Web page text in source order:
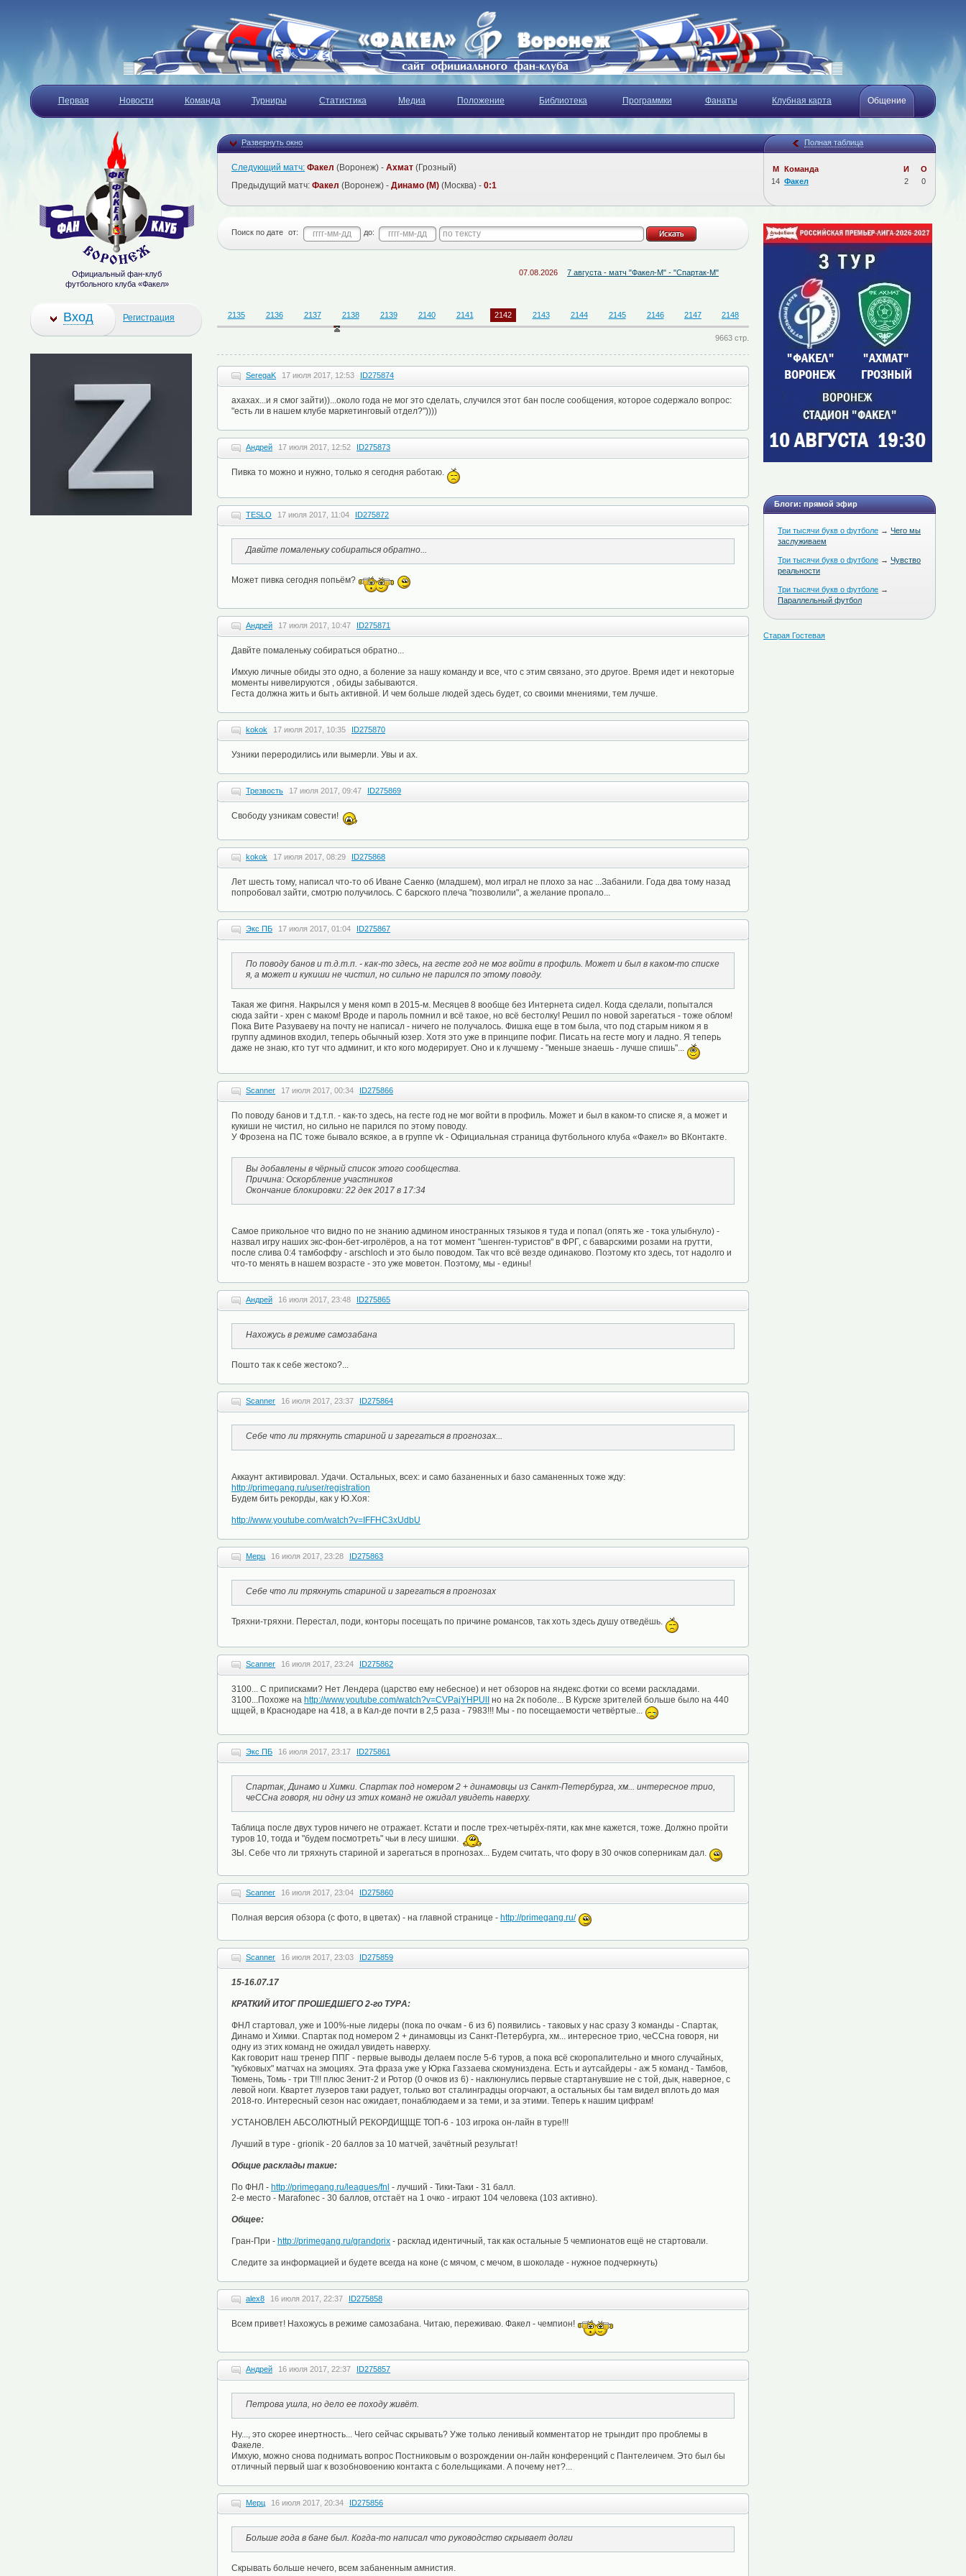
Первая Новости Команда Турниры Статистика Медиа Положение Библиотека Программки Фанаты Клубная карта Общение
Развернуть окно Полная таблица
М Команда И
О
14 Факел 2 0
Следующий матч: Факел (Воронеж) - Ахмат (Грозный)
Предыдущий матч: Факел (Воронеж) - Динамо (М) (Москва) - 0:1
Поиск по дате от: до:
07.08.2026 7 августа - матч "Факел-М" - "Спартак-М" Определён состав судейской бригады на матч
2135 2136 2137 2138 2139 2140 2141 2142 2143 2144 2145 2146 2147 2148
9663 стр.
SeregaK 17 июля 2017, 12:53 ID275874
ахахах...и я смог зайти))...около года не мог это сделать, случился этот бан после сообщения, которое содержало вопрос:
"есть ли в нашем клубе маркетинговый отдел?"))))
Андрей 17 июля 2017, 12:52 ID275873
Пивка то можно и нужно, только я сегодня работаю.
TESLO 17 июля 2017, 11:04 ID275872
Давйте помаленьку собираться обратно...
Может пивка сегодня попьём?
Андрей 17 июля 2017, 10:47 ID275871
Давйте помаленьку собираться обратно...
Имхую личные обиды это одно, а боление за нашу команду и все, что с этим связано, это другое. Время идет и некоторые
моменты нивелируются , обиды забываются.
Геста должна жить и быть активной. И чем больше людей здесь будет, со своими мнениями, тем лучше.
kokok 17 июля 2017, 10:35 ID275870
Узники переродились или вымерли. Увы и ах.
Трезвость 17 июля 2017, 09:47 ID275869
Свободу узникам совести!
kokok 17 июля 2017, 08:29 ID275868
Лет шесть тому, написал что-то об Иване Саенко (младшем), мол играл не плохо за нас ...Забанили. Года два тому назад
попробовал зайти, смотрю получилось. С барского плеча "позволили", а желание пропало...
Экс ПБ 17 июля 2017, 01:04 ID275867
По поводу банов и т.д.т.п. - как-то здесь, на гесте год не мог войти в профиль. Может и был в каком-то списке
я, а может и кукиши не чистил, но сильно не парился по этому поводу.
Такая же фигня. Накрылся у меня комп в 2015-м. Месяцев 8 вообще без Интернета сидел. Когда сделали, попытался
сюда зайти - хрен с маком! Вроде и пароль помнил и всё такое, но всё бестолку! Решил по новой зарегаться - тоже облом!
Пока Вите Разуваеву на почту не написал - ничего не получалось. Фишка еще в том была, что под старым ником я в
группу админов входил, теперь обычный юзер. Хотя это уже в принципе пофиг. Писать на гесте могу и ладно. Я теперь
даже не знаю, кто тут что админит, и кто кого модерирует. Оно и к лучшему - "меньше знаешь - лучше спишь"...
Scanner 17 июля 2017, 00:34 ID275866
По поводу банов и т.д.т.п. - как-то здесь, на гесте год не мог войти в профиль. Может и был в каком-то списке я, а может и
кукиши не чистил, но сильно не парился по этому поводу.
У Фрозена на ПС тоже бывало всякое, а в группе vk - Официальная страница футбольного клуба «Факел» во ВКонтакте.
Вы добавлены в чёрный список этого сообщества.
Причина: Оскорбление участников
Окончание блокировки: 22 дек 2017 в 17:34
Самое прикольное что видно по не знанию админом иностранных тязыков я туда и попал (опять же - тока улыбнуло) -
назвал игру наших экс-фон-бет-игролёров, а на тот момент "шенген-туристов" в ФРГ, с баварскими розами на грутти,
после слива 0:4 тамбоффу - аrschloch и это было поводом. Так что всё везде одинаково. Поэтому кто здесь, тот надолго и
что-то менять в нашем возрасте - это уже моветон. Поэтому, мы - едины!
Андрей 16 июля 2017, 23:48 ID275865
Нахожусь в режиме самозабана
Пошто так к себе жестоко?...
Scanner 16 июля 2017, 23:37 ID275864
Себе что ли тряхнуть стариной и зарегаться в прогнозах...
Аккаунт активировал. Удачи. Остальных, всех: и само базаненных и базо саманенных тоже жду:
http://primegang.ru/user/registration
Будем бить рекорды, как у Ю.Хоя:
http://www.youtube.com/watch?v=IFFHC3xUdbU
Мерц 16 июля 2017, 23:28 ID275863
Себе что ли тряхнуть стариной и зарегаться в прогнозах
Тряхни-тряхни. Перестал, поди, конторы посещать по причине романсов, так хоть здесь душу отведёшь.
Scanner 16 июля 2017, 23:24 ID275862
3100... С приписками? Нет Лендера (царство ему небесное) и нет обзоров на яндекс.фотки со всеми раскладами.
3100...Похоже на http://www.youtube.com/watch?v=CVPajYHPUlI
но на 2к поболе... В Курске зрителей больше было на 440
щщей, в Краснодаре на 418, а в Кал-де почти в 2,5 раза - 7983!!! Мы - по посещаемости четвёртые...
Экс ПБ 16 июля 2017, 23:17 ID275861
Спартак, Динамо и Химки. Спартак под номером 2 + динамовцы из Санкт-Петербурга, хм... интересное трио,
чеCCна говоря, ни одну из этих команд не ожидал увидеть наверху.
Таблица после двух туров ничего не отражает. Кстати и после трех-четырёх-пяти, как мне кажется, тоже. Должно пройти
туров 10, тогда и "будем посмотреть" чьи в лесу шишки.
ЗЫ. Себе что ли тряхнуть стариной и зарегаться в прогнозах... Будем считать, что фору в 30 очков соперникам дал.
Scanner 16 июля 2017, 23:04 ID275860
Полная версия обзора (с фото, в цветах) - на главной странице - http://primegang.ru/
Scanner 16 июля 2017, 23:03 ID275859
15-16.07.17
КРАТКИЙ ИТОГ ПРОШЕДШЕГО 2-го ТУРA:
ФНЛ стартовал, уже и 100%-ные лидеры (пока по очкам - 6 из 6) появились - таковых у нас сразу 3 команды - Спартак,
Динамо и Химки. Спартак под номером 2 + динамовцы из Санкт-Петербурга, хм... интересное трио, чеCCна говоря, ни
одну из этих команд не ожидал увидеть наверху.
Как говорит наш тренер ППГ - первые выводы делаем после 5-6 туров, а пока всё скоропалительно и много случайных,
"кубковых" матчах на эмоциях. Эта фраза уже у Юрка Газзаева скомуниздена. Есть и аутсайдеры - аж 5 команд - Тамбов,
Тюмень, Томь - три Т!!! плюс Зенит-2 и Ротор (0 очков из 6) - наклюнулись первые стартанувшие не с той, дык, наверное, с
левой ноги. Квартет лузеров таки радует, только вот сталинградцы огорчают, а остальных бы там видел вплоть до мая
2018-го. Интересный сезон нас ожидает, понаблюдаем и за теми, и за этими. Теперь к нашим цифрам!
УСТАНОВЛЕН АБСОЛЮТНЫЙ РЕКОРДИЩЩЕ ТОП-6 - 103 игрока он-лайн в туре!!!
Лучший в туре - grionik - 20 баллов за 10 матчей, зачётный результат!
Общие расклады такие:
По ФНЛ - http://primegang.ru/leagues/fnl - лучший - Тики-Таки - 31 балл.
2-е место - Marafonec - 30 баллов, отстаёт на 1 очко - играют 104 человека (103 активно).
Общее:
Гран-При - http://primegang.ru/grandprix - расклад идентичный, так как остальные 5 чемпионатов ещё не стартовали.
Следите за инфоpмацией и будете всегда на коне (с мячом, с мечом, в шоколаде - нужное подчеркнуть)
alex8 16 июля 2017, 22:37 ID275858
Всем привет! Нахожусь в режиме самозабана. Читаю, переживаю. Факел - чемпион!
Андрей 16 июля 2017, 22:37 ID275857
Петрова ушла, но дело ее походу живёт.
Ну..., это скорее инертность... Чего сейчас скрывать? Уже только ленивый комментатор не трындит про проблемы в
Факеле.
Имхую, можно снова поднимать вопрос Постниковым о возрождении он-лайн конференций с Пантелеичем. Это был бы
отличный первый шаг к возобновоению контакта с болельщиками. А почему нет?...
Мерц 16 июля 2017, 20:34 ID275856
Больше года в бане был. Когда-то написал что руководство скрывает долги
Скрывать больше нечего, всем забаненным амнистия.
Блоги: прямой эфир
Три тысячи букв о футболе → Чего мы
заслуживаем
Три тысячи букв о футболе → Чувство
реальности
Три тысячи букв о футболе →
Параллельный футбол
Старая Гостевая
Официальный фан-клуб
футбольного клуба «Факел»
Вход Регистрация